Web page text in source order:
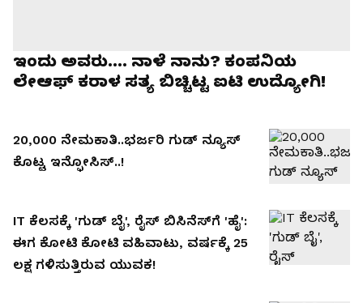
ಇಂದು ಅವರು.... ನಾಳೆ ನಾನು? ಕಂಪನಿಯ
ಲೇಆಫ್ ಕರಾಳ ಸತ್ಯ ಬಿಚ್ಚಿಟ್ಟ ಐಟಿ ಉದ್ಯೋಗಿ!
20,000 ನೇಮಕಾತಿ..ಭರ್ಜರಿ ಗುಡ್‌ ನ್ಯೂಸ್
ಕೊಟ್ಟ ಇನ್ಫೋಸಿಸ್..!
IT ಕೆಲಸಕ್ಕೆ 'ಗುಡ್ ಬೈ', ರೈಸ್ ಬಿಸಿನೆಸ್‌ಗೆ 'ಹೈ':
ಈಗ ಕೋಟಿ ಕೋಟಿ ವಹಿವಾಟು, ವರ್ಷಕ್ಕೆ 25
ಲಕ್ಷ ಗಳಿಸುತ್ತಿರುವ ಯುವಕ!